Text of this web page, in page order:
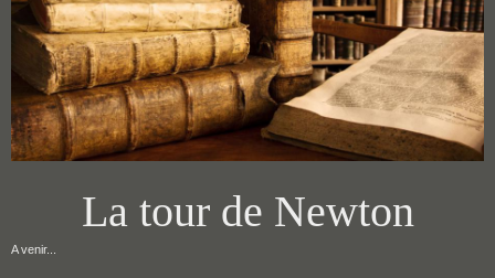
La tour de Newton
A venir...